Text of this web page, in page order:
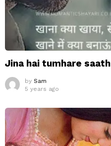
Jina hai tumhare saath
by Sam
5 years ago